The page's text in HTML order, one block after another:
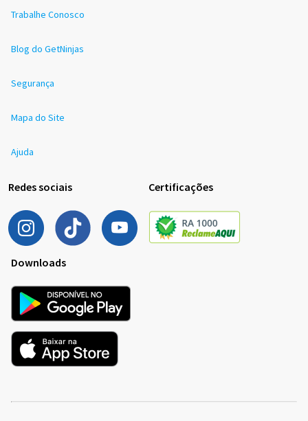
Trabalhe Conosco
Blog do GetNinjas
Segurança
Mapa do Site
Ajuda
Redes sociais Certificações
Downloads